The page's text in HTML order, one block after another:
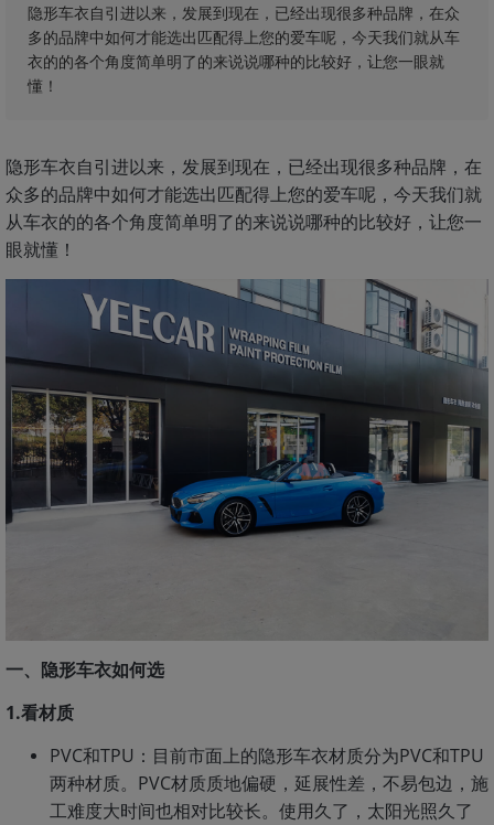
隐形车衣自引进以来，发展到现在，已经出现很多种品牌，在众
多的品牌中如何才能选出匹配得上您的爱车呢，今天我们就从车
衣的的各个角度简单明了的来说说哪种的比较好，让您一眼就
懂！
隐形车衣自引进以来，发展到现在，已经出现很多种品牌，在
众多的品牌中如何才能选出匹配得上您的爱车呢，今天我们就
从车衣的的各个角度简单明了的来说说哪种的比较好，让您一
眼就懂！
一、隐形车衣如何选
1.看材质
PVC和TPU：目前市面上的隐形车衣材质分为PVC和TPU
两种材质。PVC材质质地偏硬，延展性差，不易包边，施
工难度大时间也相对比较长。使用久了，太阳光照久了